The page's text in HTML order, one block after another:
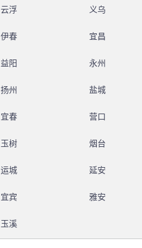
云浮 义乌
伊春 宜昌
益阳 永州
扬州 盐城
宜春 营口
玉树 烟台
运城 延安
宜宾 雅安
玉溪